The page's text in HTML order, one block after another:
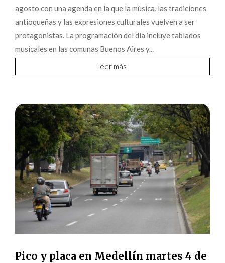
agosto con una agenda en la que la música, las tradiciones
antioqueñas y las expresiones culturales vuelven a ser
protagonistas. La programación del día incluye tablados
musicales en las comunas Buenos Aires y...
leer más
Pico y placa en Medellín martes 4 de